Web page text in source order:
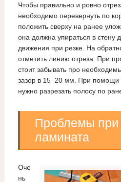
Чтобы правильно и ровно
необходимо перевернуть по
положить сверху на ранее
она должна упираться в стену
движения при резке. На
отметить линию отреза. При
стоит забывать про
зазор в 15–20 мм. При помощи
нужно разрезать полосу по
Проблемы при
ламината
Оче
нь